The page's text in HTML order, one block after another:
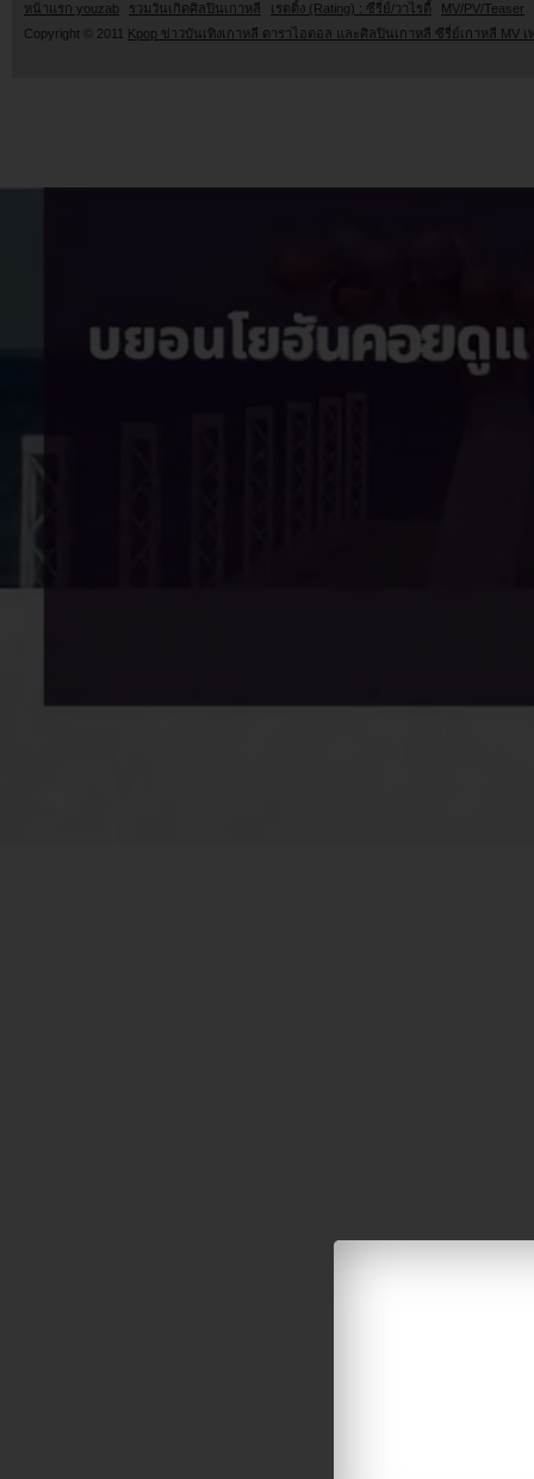
หน้าแรก youzab รวมวันเกิดศิลปินเกาหลี เรตติ้ง (Rating) : ซีรี่ย์/วาไรตี้
MV/PV/Teaser
Copyright © 2011
Kpop ข่าวบันเทิงเกาหลี ดาราไอดอล และศิลปินเกาหลี ซีรี่ย์เกาหลี MV